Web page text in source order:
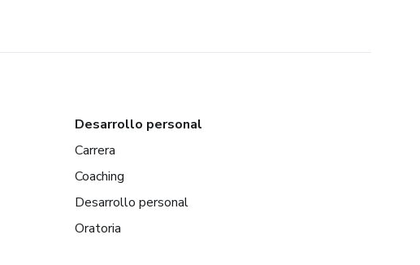
Desarrollo personal
Carrera
Coaching
Desarrollo personal
Oratoria